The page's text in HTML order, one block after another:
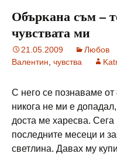
Объркана съм –
чувствата ми
21.05.2009 Любов
Валентин чувства
С него се познаваме от
никога не ми е
доста ме харесва.
последните месеци и
светлина. Давах му